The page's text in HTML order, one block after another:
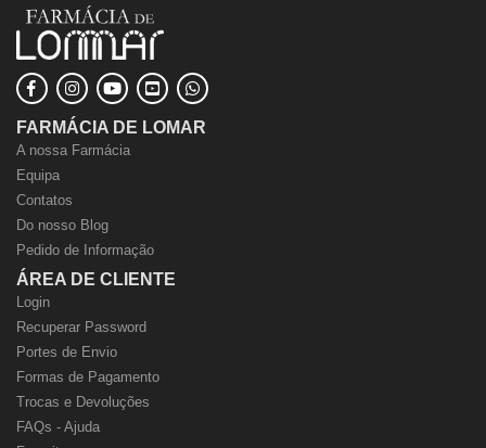
FARMÁCIA DE LOMAR
A nossa Farmácia
Equipa
Contatos
Do nosso Blog
Pedido de Informação
ÁREA DE CLIENTE
Login
Recuperar Password
Portes de Envio
Formas de Pagamento
Trocas e Devoluções
FAQs - Ajuda